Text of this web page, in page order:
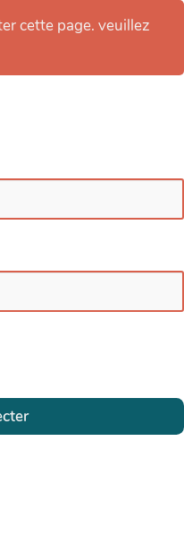
cette page. veuillez